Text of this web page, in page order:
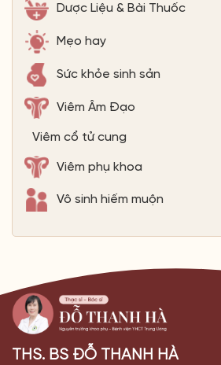
Dược Liệu & Bài Thuốc
Mẹo hay
Sức khỏe sinh sản
Viêm Âm Đạo
Viêm cổ tử cung
Viêm phụ khoa
Vô sinh hiếm muộn
THS. BS ĐỖ THANH HÀ